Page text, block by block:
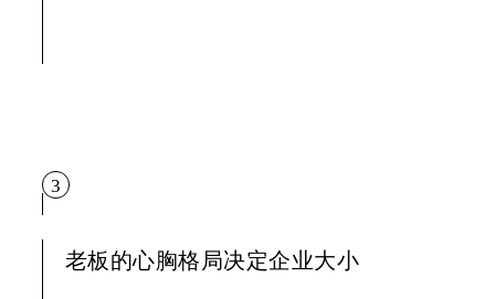
3
老板的心胸格局决定企业大小